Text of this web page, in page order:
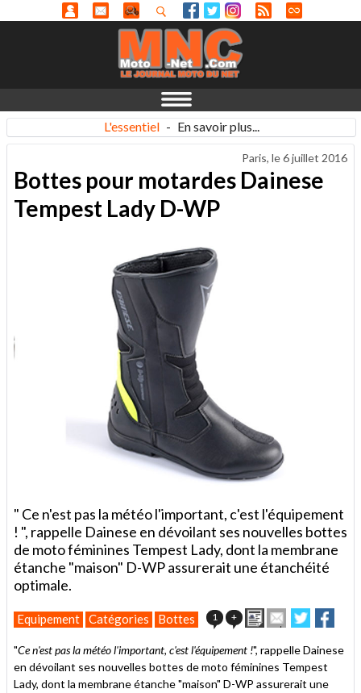
L'essentiel - En savoir plus...
Paris, le6 juillet 2016
Bottes pour motardes Dainese
Tempest Lady D-WP
" Ce n'est pas la météo l'important, c'est l'équipement
! ", rappelle Dainese en dévoilant ses nouvelles bottes
de moto féminines Tempest Lady, dont la membrane
étanche "maison" D-WP assurerait une étanchéité
optimale.
Equipement Catégories Bottes 1 + ImprimerEnvoyer
cet
à
un
ami
Partager
sur
sur
"Ce n'est pas la météo l'important, c'est l'équipement !", rappelle Dainese
en dévoilant ses nouvelles bottes de moto féminines Tempest
Lady, dont la membrane étanche "maison" D-WP assurerait une